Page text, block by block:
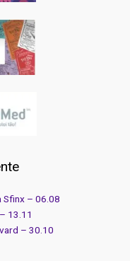
Sfinx – 06.08
13.11
– 30.10